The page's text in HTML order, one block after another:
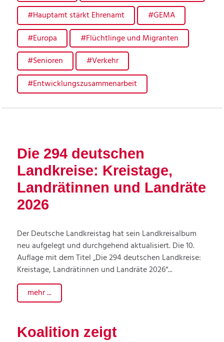
#Hauptamt stärkt Ehrenamt
#GEMA
#Europa
#Flüchtlinge und Migranten
#Senioren
#Verkehr
#Entwicklungszusammenarbeit
Die 294 deutschen
Landkreise: Kreistage,
Landrätinnen und Landräte
2026
Der Deutsche Landkreistag hat sein Landkreisalbum
neu aufgelegt und durchgehend aktualisiert. Die 10.
Auflage mit dem Titel „Die 294 deutschen Landkreise:
Kreistage, Landrätinnen und Landräte 2026“...
mehr ...
Koalition zeigt